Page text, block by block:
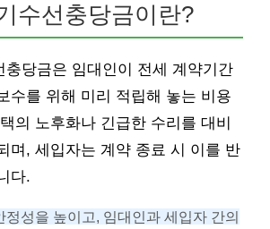
수선충당금이란?
충당금은 임대인이 전세 계약기간
수를 위해 미리 적립해 놓는 비용
의 노후화나 긴급한 수리를 대비
며, 세입자는 계약 종료 시 이를 반
다.
정성을 높이고, 임대인과 세입자 간의